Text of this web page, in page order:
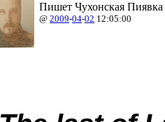
Пишет Чухонская Пиявка
@ 2009-04-02 12:05:00